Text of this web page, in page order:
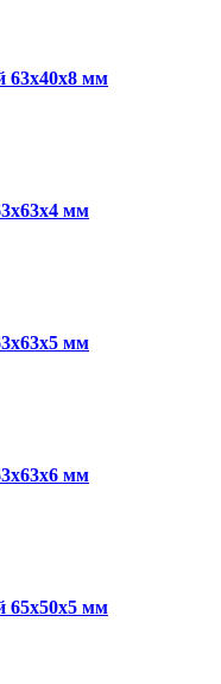
63х40х8 мм
мм
мм
мм
65х50х5 мм